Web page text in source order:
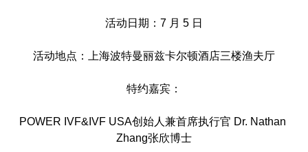
活动日期：7 月 5 日
活动地点：上海波特曼丽兹卡尔顿酒店三楼渔夫厅
特约嘉宾：
POWER IVF&IVF USA创始人兼首席执行官 Dr. Nathan
Zhang张欣博士